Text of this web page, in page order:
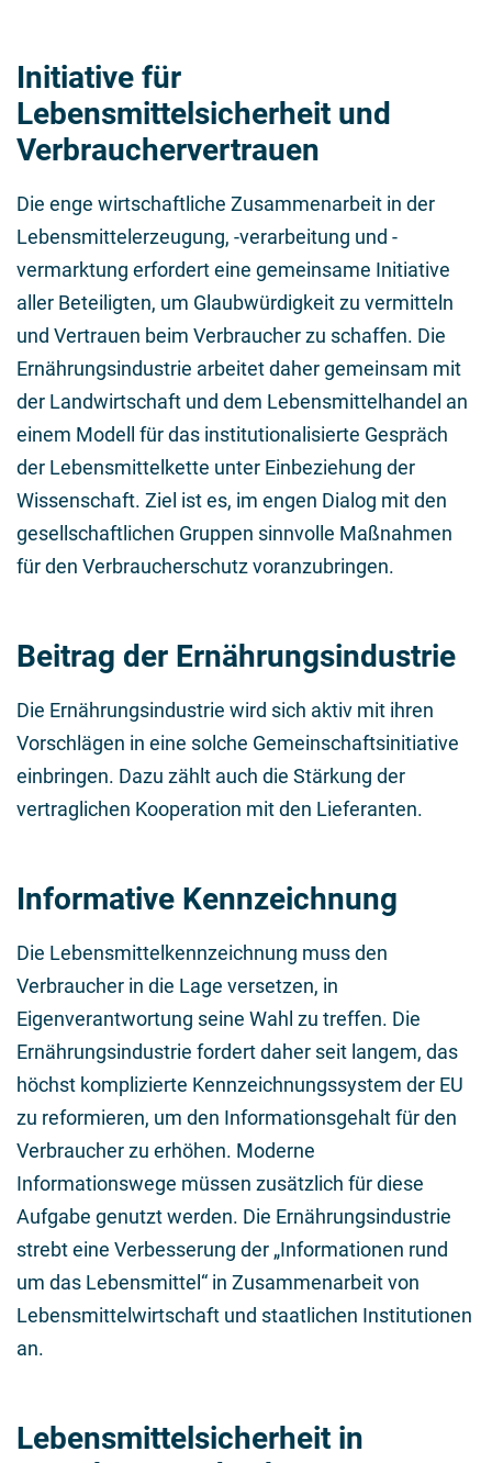
Initiative für
Lebensmittelsicherheit und
Verbrauchervertrauen
Die enge wirtschaftliche Zusammenarbeit in der
Lebensmittelerzeugung, -verarbeitung und -
vermarktung erfordert eine gemeinsame Initiative
aller Beteiligten, um Glaubwürdigkeit zu vermitteln
und Vertrauen beim Verbraucher zu schaffen. Die
Ernährungsindustrie arbeitet daher gemeinsam mit
der Landwirtschaft und dem Lebensmittelhandel an
einem Modell für das institutionalisierte Gespräch
der Lebensmittelkette unter Einbeziehung der
Wissenschaft. Ziel ist es, im engen Dialog mit den
gesellschaftlichen Gruppen sinnvolle Maßnahmen
für den Verbraucherschutz voranzubringen.
Beitrag der Ernährungsindustrie
Die Ernährungsindustrie wird sich aktiv mit ihren
Vorschlägen in eine solche Gemeinschaftsinitiative
einbringen. Dazu zählt auch die Stärkung der
vertraglichen Kooperation mit den Lieferanten.
Informative Kennzeichnung
Die Lebensmittelkennzeichnung muss den
Verbraucher in die Lage versetzen, in
Eigenverantwortung seine Wahl zu treffen. Die
Ernährungsindustrie fordert daher seit langem, das
höchst komplizierte Kennzeichnungssystem der EU
zu reformieren, um den Informationsgehalt für den
Verbraucher zu erhöhen. Moderne
Informationswege müssen zusätzlich für diese
Aufgabe genutzt werden. Die Ernährungsindustrie
strebt eine Verbesserung der „Informationen rund
um das Lebensmittel“ in Zusammenarbeit von
Lebensmittelwirtschaft und staatlichen Institutionen
an.
Lebensmittelsicherheit in